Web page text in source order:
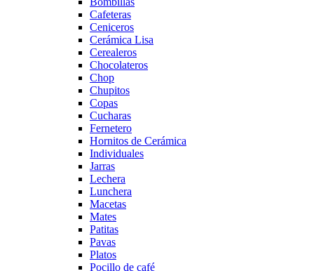
Cafeteras
Ceniceros
Cerámica Lisa
Cerealeros
Chocolateros
Chop
Chupitos
Copas
Cucharas
Fernetero
Hornitos de Cerámica
Individuales
Jarras
Lechera
Lunchera
Macetas
Mates
Patitas
Pavas
Platos
Pocillo de café